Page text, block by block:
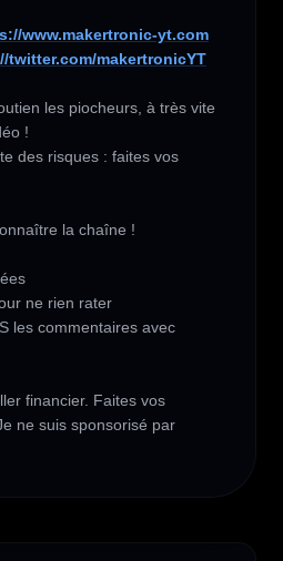
www.makertronic-yt.com
twitter.com/makertronicYT
les piocheurs, à très vite
!
des risques : faites vos
la chaîne !
ne rien rater
les commentaires avec
financier. Faites vos
ne suis sponsorisé par